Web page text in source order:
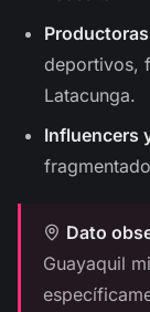
deportivos,
Latacunga.
Influencers
Dato
Guayaquil